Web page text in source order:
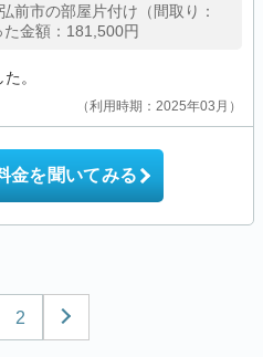
前市の部屋片付け（間取り：
金額：181,500円
。
利用時期：2025年03月
金を聞いてみる
2